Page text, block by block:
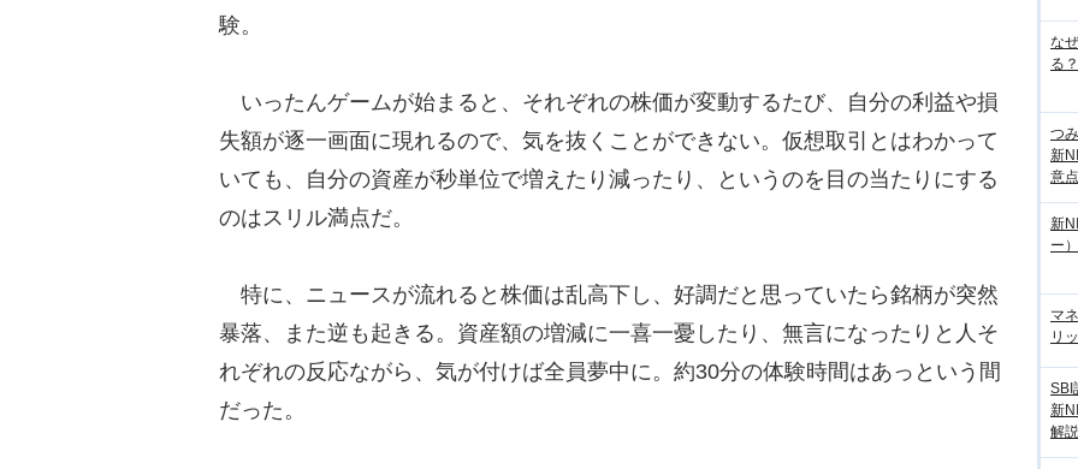
験。
いったんゲームが始まると、それぞれの株価が変動するたび、自分の利益や損
失額が逐一画面に現れるので、気を抜くことができない。仮想取引とはわかって
いても、自分の資産が秒単位で増えたり減ったり、というのを目の当たりにする
のはスリル満点だ。
特に、ニュースが流れると株価は乱高下し、好調だと思っていたら銘柄が突然
暴落、また逆も起きる。資産額の増減に一喜一憂したり、無言になったりと人そ
れぞれの反応ながら、気が付けば全員夢中に。約30分の体験時間はあっという間
だった。
な
る
つ
新
意点
新
ー
マ
リ
SBI
新
解説